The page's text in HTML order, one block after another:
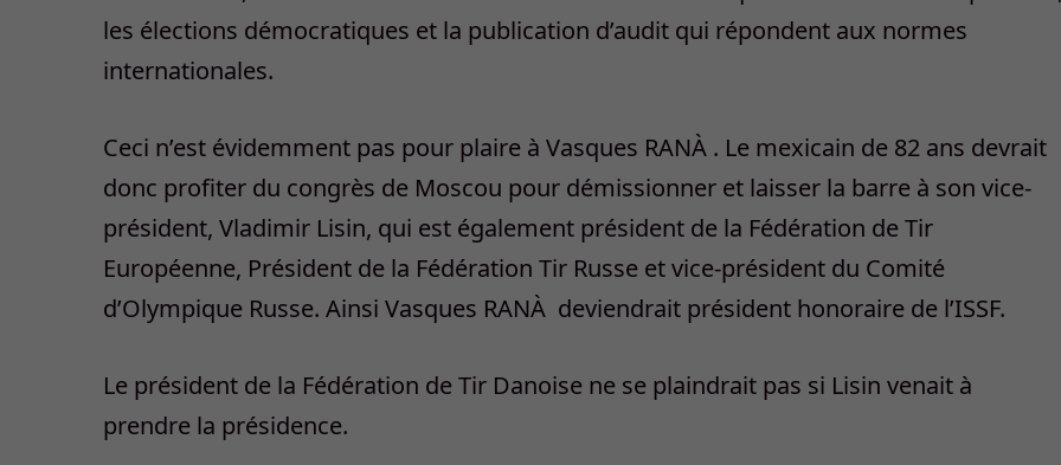
les élections démocratiques et la publication d’audit qui répondent aux normes
internationales.
Ceci n’est évidemment pas pour plaire à Vasques RANÀ . Le mexicain de 82 ans devrait
donc profiter du congrès de Moscou pour démissionner et laisser la barre à son vice-
président, Vladimir Lisin, qui est également président de la Fédération de Tir
Européenne, Président de la Fédération Tir Russe et vice-président du Comité
d’Olympique Russe. Ainsi Vasques RANÀ deviendrait président honoraire de l’ISSF.
Le président de la Fédération de Tir Danoise ne se plaindrait pas si Lisin venait à
prendre la présidence.